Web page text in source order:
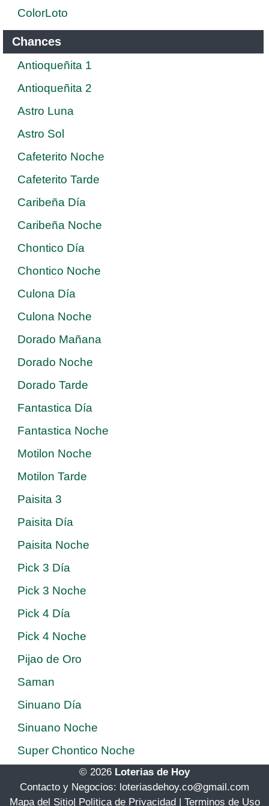
ColorLoto
Chances
Antioqueñita 1
Antioqueñita 2
Astro Luna
Astro Sol
Cafeterito Noche
Cafeterito Tarde
Caribeña Día
Caribeña Noche
Chontico Día
Chontico Noche
Culona Día
Culona Noche
Dorado Mañana
Dorado Noche
Dorado Tarde
Fantastica Día
Fantastica Noche
Motilon Noche
Motilon Tarde
Paisita 3
Paisita Día
Paisita Noche
Pick 3 Día
Pick 3 Noche
Pick 4 Día
Pick 4 Noche
Pijao de Oro
Saman
Sinuano Día
Sinuano Noche
Super Chontico Noche
© 2026 Loterias de Hoy
Contacto y Negocios: loteriasdehoy.co@gmail.com
Mapa del Sitio| Politica de Privacidad| Terminos de Uso